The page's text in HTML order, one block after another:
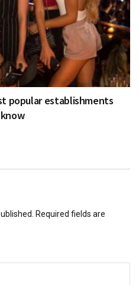
popular establishments
Required fields are